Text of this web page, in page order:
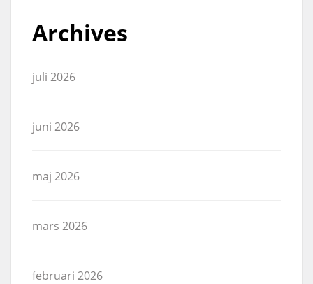
Archives
juli 2026
juni 2026
maj 2026
mars 2026
februari 2026